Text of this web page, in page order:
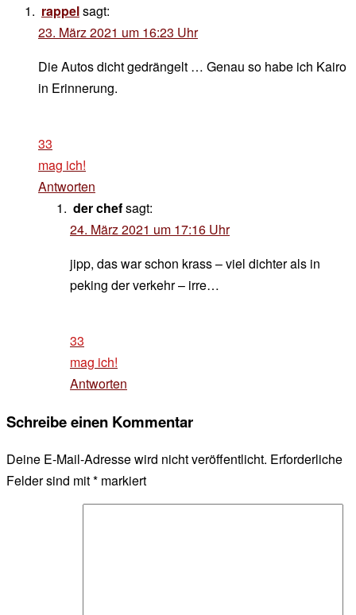
rappelsagt:
23. März 2021 um 16:23 Uhr
Die Autos dicht gedrängelt … Genau so habe ich Kairo
in Erinnerung.
33
mag ich!
Antworten
der chefsagt:
24. März 2021 um 17:16 Uhr
jipp, das war schon krass – viel dichter als in
peking der verkehr – irre…
33
mag ich!
Antworten
Schreibe einen Kommentar
Deine E-Mail-Adresse wird nicht veröffentlicht. Erforderliche
Felder sind mit* markiert